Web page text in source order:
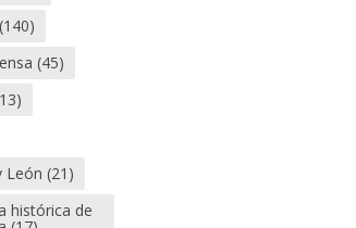
(140)
(45)
León (21)
histórica de